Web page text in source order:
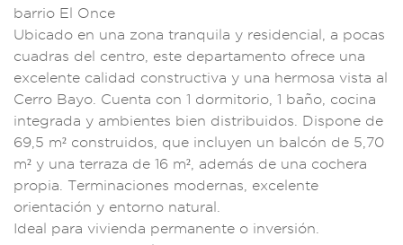
barrio El Once
Ubicado en una zona tranquila y residencial, a pocas
cuadras del centro , este departamento ofrece una
excelente calidad constructiva y una hermosa vista al
Cerro Bayo. Cuenta con 1 dormitorio, 1 baño, cocina
integrada y ambientes bien distribuidos. Dispone de
69,5 m² construidos, que incluyen un balcón de 5,70
m² y una terraza de 16 m² , además de una cochera
propia. Terminaciones modernas, excelente
orientación y entorno natural.
Ideal para vivienda permanente o inversión.